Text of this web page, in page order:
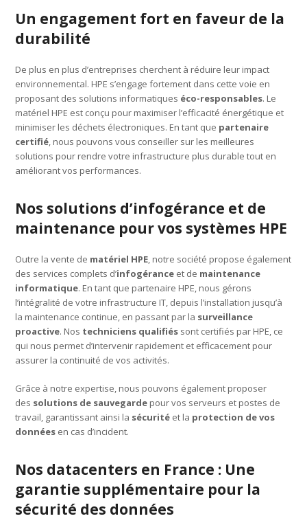
Un engagement fort en faveur de la
durabilité
De plus en plus d’entreprises cherchent à réduire leur impact
environnemental. HPE s’engage fortement dans cette voie en
proposant des solutions informatiques éco-responsables. Le
matériel HPE est conçu pour maximiser l’efficacité énergétique et
minimiser les déchets électroniques. En tant que partenaire
certifié, nous pouvons vous conseiller sur les meilleures
solutions pour rendre votre infrastructure plus durable tout en
améliorant vos performances.
Nos solutions d’infogérance et de
maintenance pour vos systèmes HPE
Outre la vente de matériel HPE, notre société propose également
des services complets d’infogérance et de maintenance
informatique. En tant que partenaire HPE, nous gérons
l’intégralité de votre infrastructure IT, depuis l’installation jusqu’à
la maintenance continue, en passant par la surveillance
proactive. Nos techniciens qualifiés sont certifiés par HPE, ce
qui nous permet d’intervenir rapidement et efficacement pour
assurer la continuité de vos activités.
Grâce à notre expertise, nous pouvons également proposer
des solutions de sauvegarde pour vos serveurs et postes de
travail, garantissant ainsi la sécurité et la protection de vos
données en cas d’incident.
Nos datacenters en France : Une
garantie supplémentaire pour la
sécurité des données